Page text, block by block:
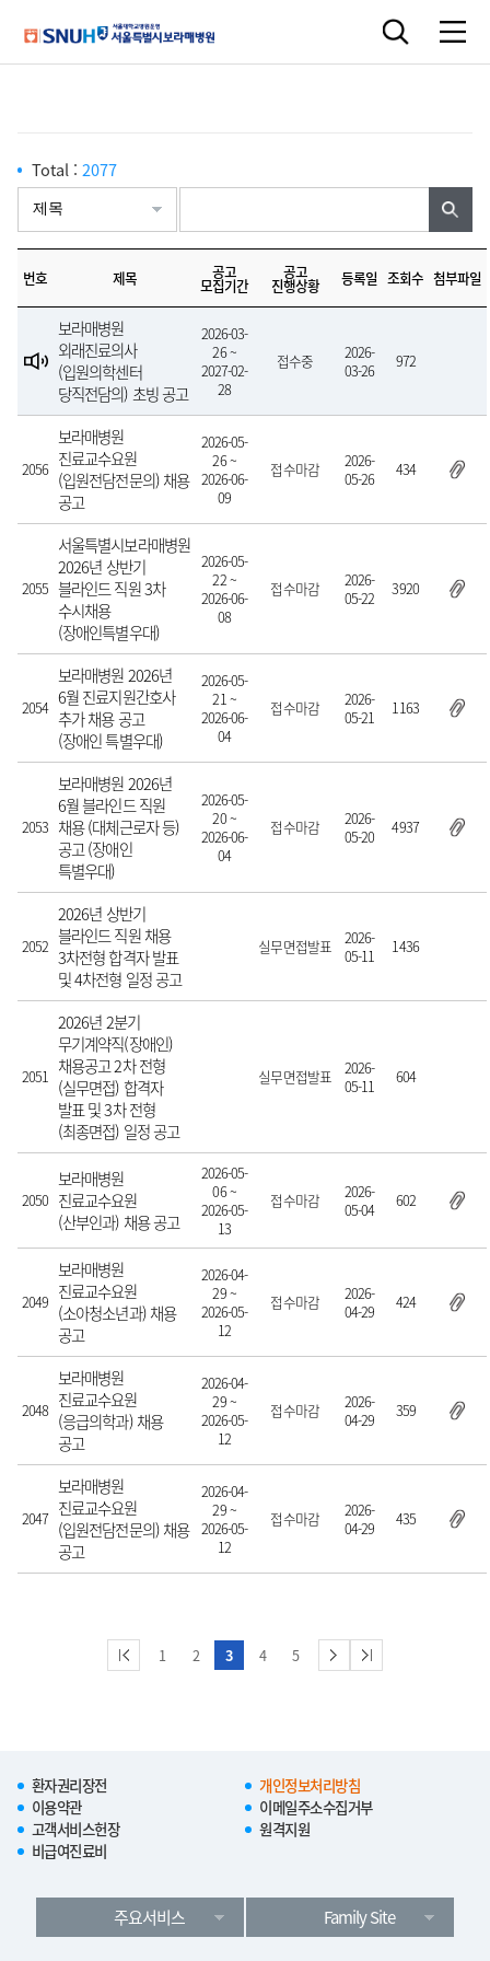
Total : 2077
번호 제목 공고
모집기간
공고
진행상황 등록일 조회수 첨부파일
보라매병원
외래진료의사
(입원의학센터
당직전담의) 초빙 공고
2026-03-
26 ~
2027-02-
28
접수중
2026-
03-26
972
2056
보라매병원
진료교수요원
(입원전담전문의) 채용
공고
2026-05-
26 ~
2026-06-
09
접수마감
2026-
05-26
434
2055
서울특별시보라매병원
2026년 상반기
블라인드 직원 3차
수시채용
(장애인특별우대)
2026-05-
22 ~
2026-06-
08
접수마감
2026-
05-22
3920
2054
보라매병원 2026년
6월 진료지원간호사
추가 채용 공고
(장애인 특별우대)
2026-05-
21 ~
2026-06-
04
접수마감
2026-
05-21
1163
2053
보라매병원 2026년
6월 블라인드 직원
채용 (대체근로자 등)
공고 (장애인
특별우대)
2026-05-
20 ~
2026-06-
04
접수마감
2026-
05-20
4937
2052
2026년 상반기
블라인드 직원 채용
3차전형 합격자 발표
및 4차전형 일정 공고
실무면접발표
2026-
05-11
1436
2051
2026년 2분기
무기계약직(장애인)
채용공고 2차 전형
(실무면접) 합격자
발표 및 3차 전형
(최종면접) 일정 공고
실무면접발표
2026-
05-11
604
2050
보라매병원
진료교수요원
(산부인과) 채용 공고
2026-05-
06 ~
2026-05-
13
접수마감
2026-
05-04
602
2049
보라매병원
진료교수요원
(소아청소년과) 채용
공고
2026-04-
29 ~
2026-05-
12
접수마감
2026-
04-29
424
2048
보라매병원
진료교수요원
(응급의학과) 채용
공고
2026-04-
29 ~
2026-05-
12
접수마감
2026-
04-29
359
2047
보라매병원
진료교수요원
(입원전담전문의) 채용
공고
2026-04-
29 ~
2026-05-
12
접수마감
2026-
04-29
435
1 2 3 4 5
환자권리장전
개인정보처리방침
이용약관
이메일주소수집거부
고객서비스헌장
원격지원
비급여진료비
주요서비스 Family Site